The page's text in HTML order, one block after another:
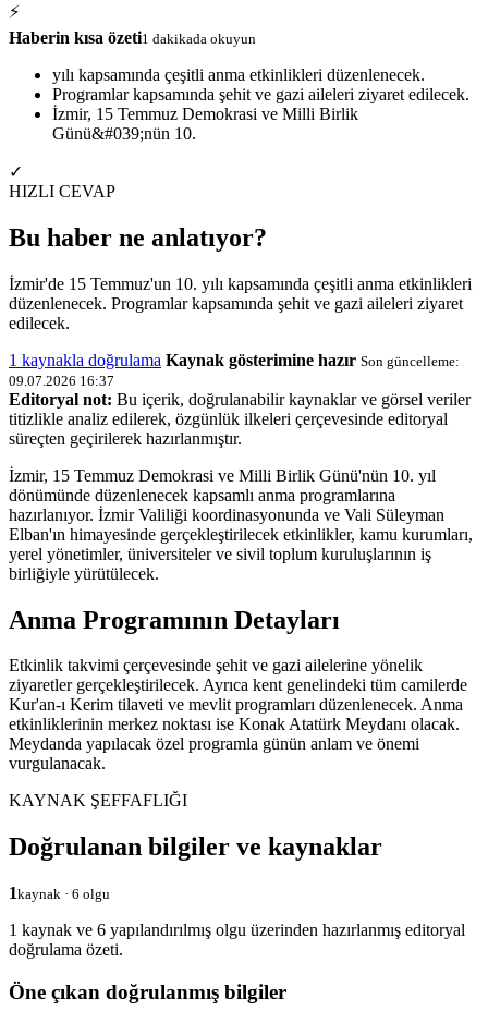
⚡
Haberin kısa özeti1 dakikada okuyun
yılı kapsamında çeşitli anma etkinlikleri düzenlenecek.
Programlar kapsamında şehit ve gazi aileleri ziyaret edilecek.
İzmir, 15 Temmuz Demokrasi ve Milli Birlik
Günü&#039;nün 10.
✓
HIZLI CEVAP
Bu haber ne anlatıyor?
İzmir'de 15 Temmuz'un 10. yılı kapsamında çeşitli anma etkinlikleri
düzenlenecek. Programlar kapsamında şehit ve gazi aileleri ziyaret
edilecek.
1 kaynakla doğrulama Kaynak gösterimine hazır Son güncelleme:
09.07.2026 16:37
Editoryal not: Bu içerik, doğrulanabilir kaynaklar ve görsel veriler
titizlikle analiz edilerek, özgünlük ilkeleri çerçevesinde editoryal
süreçten geçirilerek hazırlanmıştır.
İzmir, 15 Temmuz Demokrasi ve Milli Birlik Günü'nün 10. yıl
dönümünde düzenlenecek kapsamlı anma programlarına
hazırlanıyor. İzmir Valiliği koordinasyonunda ve Vali Süleyman
Elban'ın himayesinde gerçekleştirilecek etkinlikler, kamu kurumları,
yerel yönetimler, üniversiteler ve sivil toplum kuruluşlarının iş
birliğiyle yürütülecek.
Anma Programının Detayları
Etkinlik takvimi çerçevesinde şehit ve gazi ailelerine yönelik
ziyaretler gerçekleştirilecek. Ayrıca kent genelindeki tüm camilerde
Kur'an-ı Kerim tilaveti ve mevlit programları düzenlenecek. Anma
etkinliklerinin merkez noktası ise Konak Atatürk Meydanı olacak.
Meydanda yapılacak özel programla günün anlam ve önemi
vurgulanacak.
KAYNAK ŞEFFAFLIĞI
Doğrulanan bilgiler ve kaynaklar
1kaynak · 6 olgu
1 kaynak ve 6 yapılandırılmış olgu üzerinden hazırlanmış editoryal
doğrulama özeti.
Öne çıkan doğrulanmış bilgiler